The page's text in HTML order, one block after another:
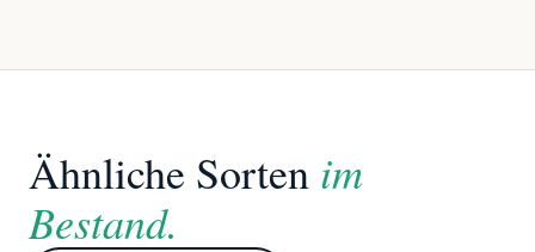
Ähnliche Sorten im
Bestand.